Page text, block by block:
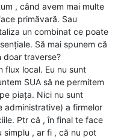
, când avem mai multe
primăvară. Sau
un combinat ce poate
Să mai spunem că
doar traverse?
flux local. Eu nu sunt
SUA să ne permitem
piața. Nici nu sunt
administrative) a firmelor
Ptr că , în final te face
simplu , ar fi , că nu pot